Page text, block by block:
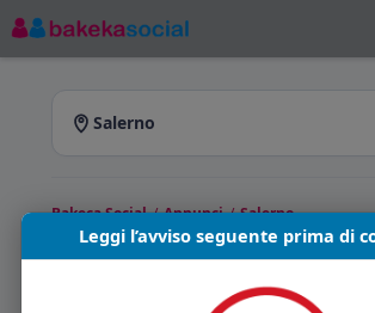
Salerno
Bakeca Social/ Annunci/ Salerno
Annunci a Salerno
Leggi l’avviso seguente prima di